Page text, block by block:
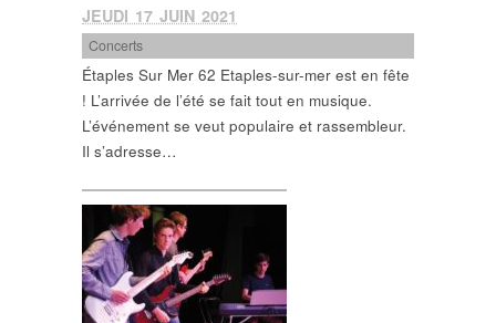
JEUDI 17 JUIN 2021
Concerts
Étaples Sur Mer 62 Etaples-sur-mer est en fête
! L’arrivée de l’été se fait tout en musique.
L’événement se veut populaire et rassembleur.
Il s’adresse…